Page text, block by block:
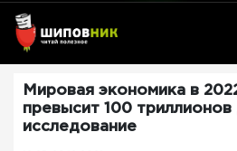
Мировая экономика в
превысит 100
исследование